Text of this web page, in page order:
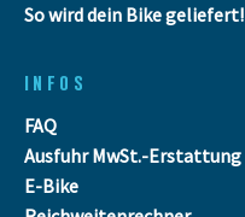
So wird dein Bike geliefert!
INFOS
FAQ
Ausfuhr MwSt.-Erstattung
E-Bike